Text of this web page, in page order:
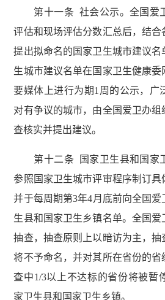
第十一条 社会公示。全国爱
评估和现场评估分数汇总后，结合
提出拟命名的国家卫生城市建议名
生城市建议名单在国家卫生健康
要媒体上进行为期1周的公示，广
对有争议的城市，由全国爱卫办组
查核实并提出建议。
第十二条 国家卫生县和国家
参照国家卫生城市评审程序制订具
并于每周期第3年4月底前向全国
生县和国家卫生乡镇名单。全国
抽查，抽查原则上以暗访为主，
将不予命名，并对其所在省份的
查中1/3以上不达标的省份将被暂
家卫生县和国家卫生乡镇。